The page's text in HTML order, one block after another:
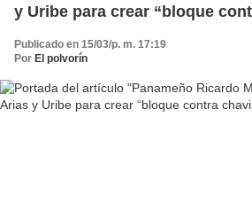
y Uribe para crear “bloque
Publicado en 15/03/p. m. 17:19
Por El polvorín